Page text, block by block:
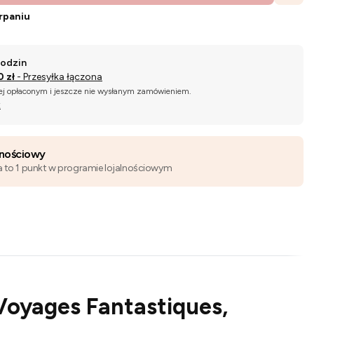
zł - Przesyłka łączona
opłaconym i jeszcze nie wysłanym zamówieniem.
to 1 punkt w programie lojalnościowym
Fantastiques,